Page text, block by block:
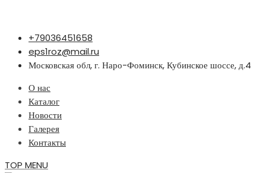
Перейти
содержимому
+79036451658
eps1roz@mail.ru
Московская обл, г. Наро-Фоминск, Кубинское шоссе, д.4
О нас
Каталог
Новости
Галерея
Контакты
TOP MENU